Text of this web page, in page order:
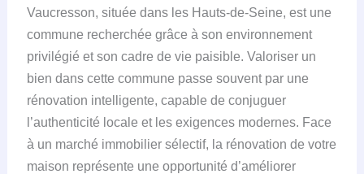
Vaucresson, située dans les Hauts-de-Seine, est une
commune recherchée grâce à son environnement
privilégié et son cadre de vie paisible. Valoriser un
bien dans cette commune passe souvent par une
rénovation intelligente, capable de conjuguer
l’authenticité locale et les exigences modernes. Face
à un marché immobilier sélectif, la rénovation de votre
maison représente une opportunité d’améliorer